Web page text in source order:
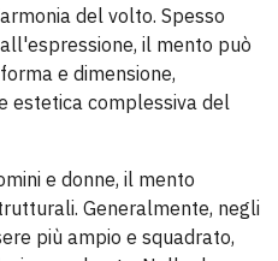
del volto. Spesso
il mento può
e dimensione,
estetica complessiva del
e donne, il mento
Generalmente, negli
più ampio e squadrato,